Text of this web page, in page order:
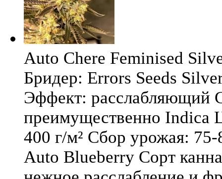
Auto Chere Feminised
Бридер: Errors Seeds
Эффект: расслабляющий
преимущественно Indica
400 г/м² Сбор урожая:
Auto Blueberry Сорт